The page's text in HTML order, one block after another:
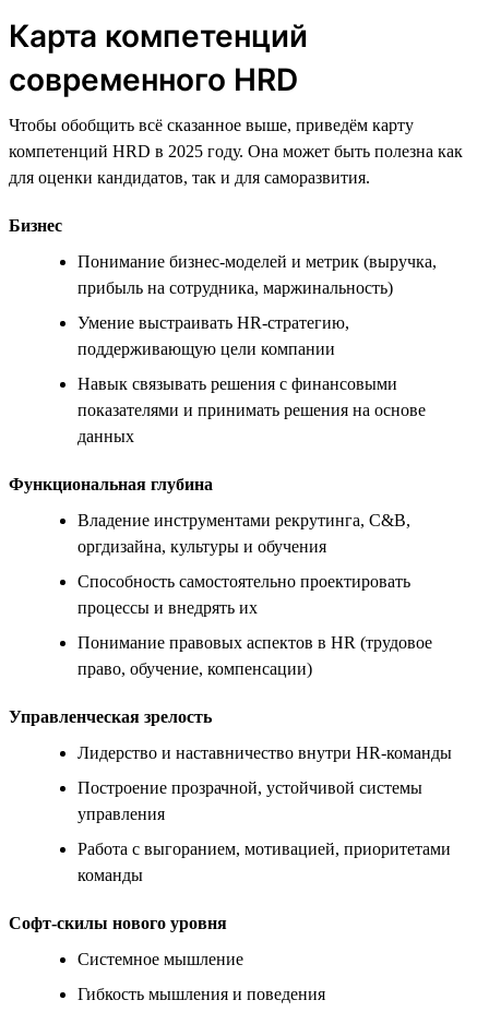
Карта компетенций
современного HRD
Чтобы обобщить всё сказанное выше, приведём карту
компетенций HRD в 2025 году. Она может быть полезна как
для оценки кандидатов, так и для саморазвития.
Бизнес
Понимание бизнес-моделей и метрик (выручка,
прибыль на сотрудника, маржинальность)
Умение выстраивать HR-стратегию,
поддерживающую цели компании
Навык связывать решения с финансовыми
показателями и принимать решения на основе
данных
Функциональная глубина
Владение инструментами рекрутинга, C&B,
оргдизайна, культуры и обучения
Способность самостоятельно проектировать
процессы и внедрять их
Понимание правовых аспектов в HR (трудовое
право, обучение, компенсации)
Управленческая зрелость
Лидерство и наставничество внутри HR-команды
Построение прозрачной, устойчивой системы
управления
Работа с выгоранием, мотивацией, приоритетами
команды
Софт-скилы нового уровня
Системное мышление
Гибкость мышления и поведения